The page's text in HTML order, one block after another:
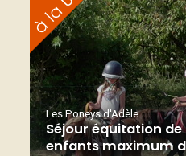
Les Poneys d'Adèle
Séjour équitation
enfants maximum